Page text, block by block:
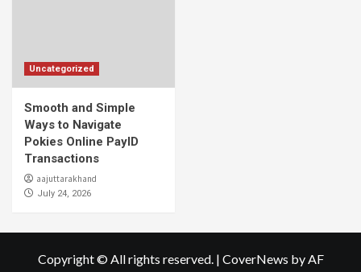
Uncategorized
Smooth and Simple
Ways to Navigate
Pokies Online PayID
Transactions
aajuttarakhand
July 24, 2026
Copyright © All rights reserved. | CoverNews by AF